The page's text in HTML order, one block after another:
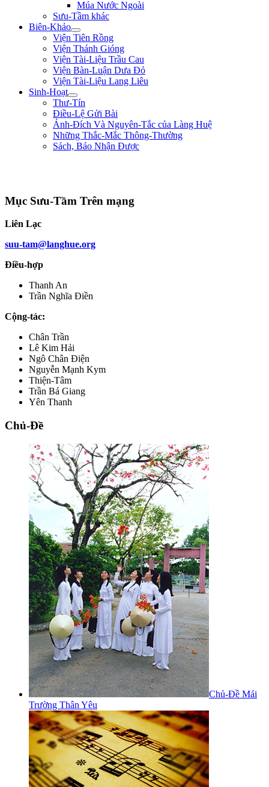
Múa Nước Ngoài
Sưu-Tầm khác
Biên-Khảo
Viện Tiên Rồng
Viện Thánh Gióng
Viện Tài-Liệu Trầu Cau
Viện Bàn-Luận Dưa Đỏ
Viện Tài-Liệu Lang Liêu
Sinh-Hoạt
Thư-Tín
Điều-Lệ Gửi Bài
Ảnh-Đích Và Nguyên-Tắc của Làng Huệ
Những Thắc-Mắc Thông-Thường
Sách, Báo Nhận Được
Mục Sưu-Tầm Trên mạng
Liên Lạc
suu-tam@langhue.org
Điều-hợp
Thanh An
Trần Nghĩa Điền
Cộng-tác:
Chân Trần
Lê Kim Hải
Ngô Chân Điện
Nguyễn Mạnh Kym
Thiện-Tâm
Trần Bá Giang
Yên Thanh
Chủ-Đề
Chủ-Đề Mái
Trường Thân Yêu